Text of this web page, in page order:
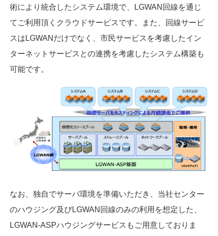
術により統合したシステム環境で、LGWAN回線を通じ
てご利用頂くクラウドサービスです。また、回線サービ
スはLGWANだけでなく、市民サービスを考慮したイン
ターネットサービスとの連携を考慮したシステム構築も
可能です。
なお、独自でサーバ環境を準備いただき、当社センター
のハウジング及びLGWAN回線のみの利用を想定した、
LGWAN-ASPハウジングサービスもご用意しておりま